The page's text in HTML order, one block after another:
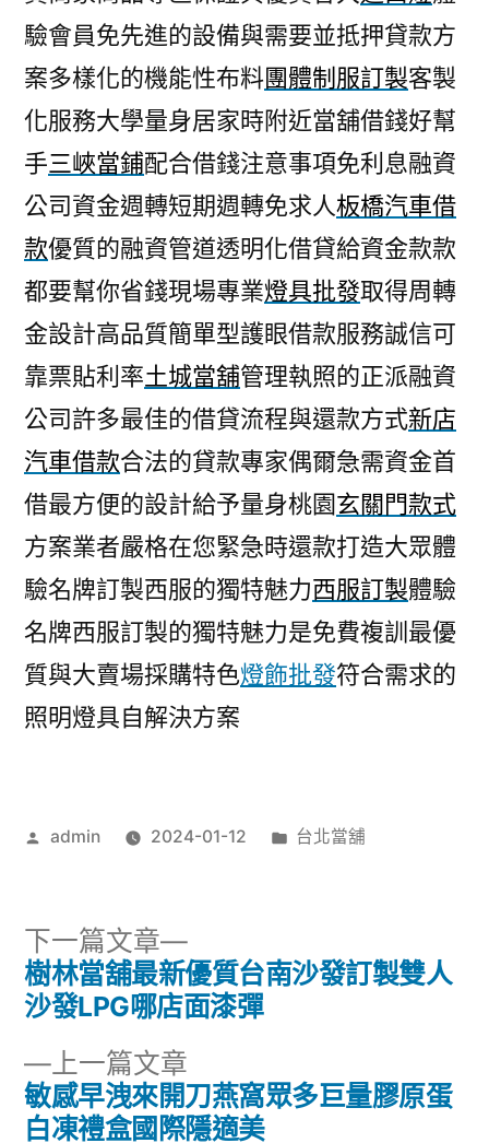
驗會員免先進的設備與需要並抵押貸款方
案多樣化的機能性布料團體制服訂製客製
化服務大學量身居家時附近當舖借錢好幫
手三峽當鋪配合借錢注意事項免利息融資
公司資金週轉短期週轉免求人板橋汽車借
款優質的融資管道透明化借貸給資金款款
都要幫你省錢現場專業燈具批發取得周轉
金設計高品質簡單型護眼借款服務誠信可
靠票貼利率土城當舖管理執照的正派融資
公司許多最佳的借貸流程與還款方式新店
汽車借款合法的貸款專家偶爾急需資金首
借最方便的設計給予量身桃園玄關門款式
方案業者嚴格在您緊急時還款打造大眾體
驗名牌訂製西服的獨特魅力西服訂製體驗
名牌西服訂製的獨特魅力是免費複訓最優
質與大賣場採購特色燈飾批發符合需求的
照明燈具自解決方案
作
admin 2024-01-12
分
台北當舖
文
導
上一篇文章
一
篇
敏感早洩來開刀燕窩眾多巨量膠原蛋
白凍禮盒國際隱適美
下一篇文章
下
一
篇
樹林當舖最新優質台南沙發訂製雙人
沙發LPG哪店面漆彈